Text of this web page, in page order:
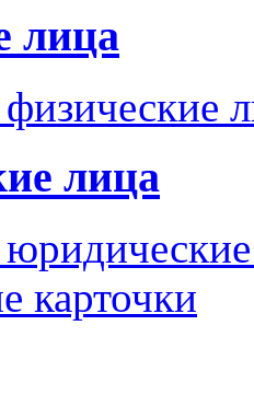
лица
лица
карточки